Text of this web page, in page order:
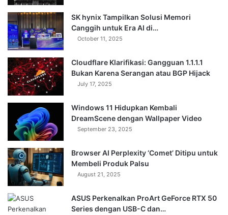
SK hynix Tampilkan Solusi Memori
Canggih untuk Era AI di…
October 11, 2025
Cloudflare Klarifikasi: Gangguan 1.1.1.1
Bukan Karena Serangan atau BGP Hijack
July 17, 2025
Windows 11 Hidupkan Kembali
DreamScene dengan Wallpaper Video
September 23, 2025
Browser AI Perplexity ‘Comet’ Ditipu untuk
Membeli Produk Palsu
August 21, 2025
ASUS Perkenalkan ProArt GeForce RTX 50
Series dengan USB-C dan…